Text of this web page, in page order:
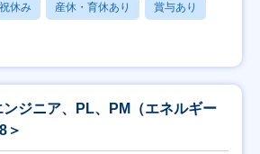
休み 産休・育休あり 賞与あり
ンジニア、PL、PM（エネルギー
＞